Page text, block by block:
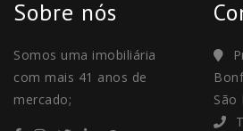
Sobre nós
Somos uma imobiliária
com mais 41 anos de
mercado;
São